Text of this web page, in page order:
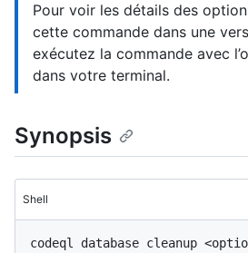
Pour voir les détails des
cette commande dans une
exécutez la commande avec
dans votre terminal.
Synopsis
Shell
codeql database cleanup